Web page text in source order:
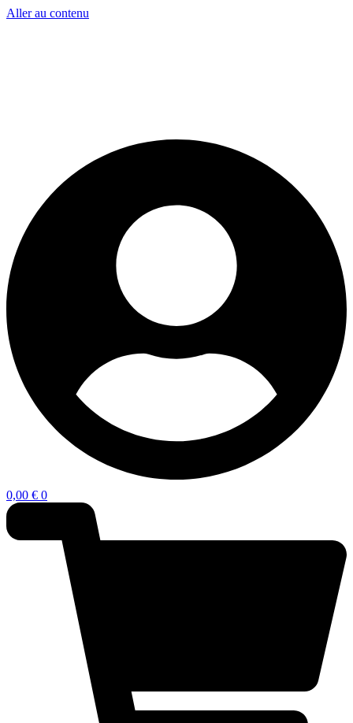
Aller au contenu
0,00 € 0